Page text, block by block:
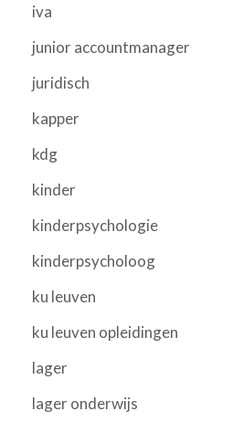
iva
junior accountmanager
juridisch
kapper
kdg
kinder
kinderpsychologie
kinderpsycholoog
ku leuven
ku leuven opleidingen
lager
lager onderwijs